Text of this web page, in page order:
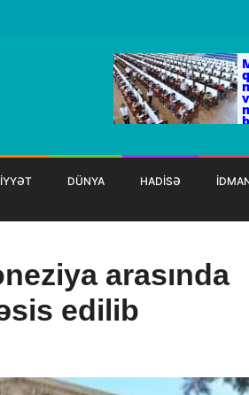
DÜNYA HADİSƏ
arasında
edilib